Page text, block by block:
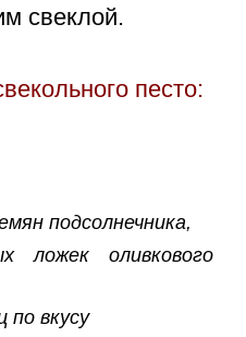
свеклой.
песто:
подсолнечника,
ложек оливкового
по вкусу